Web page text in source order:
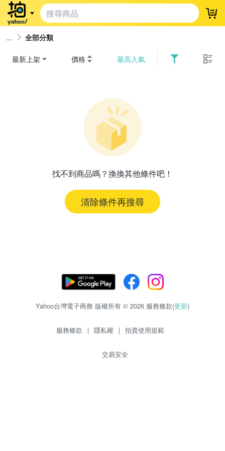
登
全部分類
最新上架 價格 最高人氣
找不到商品嗎？換換其他條件吧！
清除條件再搜尋
Yahoo台灣電子商務 版權所有 © 2026 服務條款(更新)
服務條款 | 隱私權 | 拍賣使用規範
交易安全